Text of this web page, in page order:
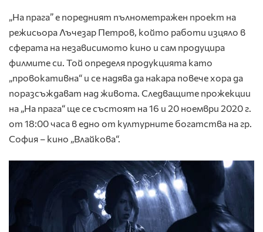
„На прага” е поредният пълнометражен проект на
режисьора Лъчезар Петров, който работи изцяло в
сферата на независимото кино и сам продуцира
филмите си. Той определя продукцията като
„провокативна“ и се надява да накара повече хора да
поразсъждават над живота. Следващите прожекции
на „На прага“ ще се състоят на 16 и 20 ноември 2020 г.
от 18:00 часа в едно от културните богатства на гр.
София – кино „Влайкова“.